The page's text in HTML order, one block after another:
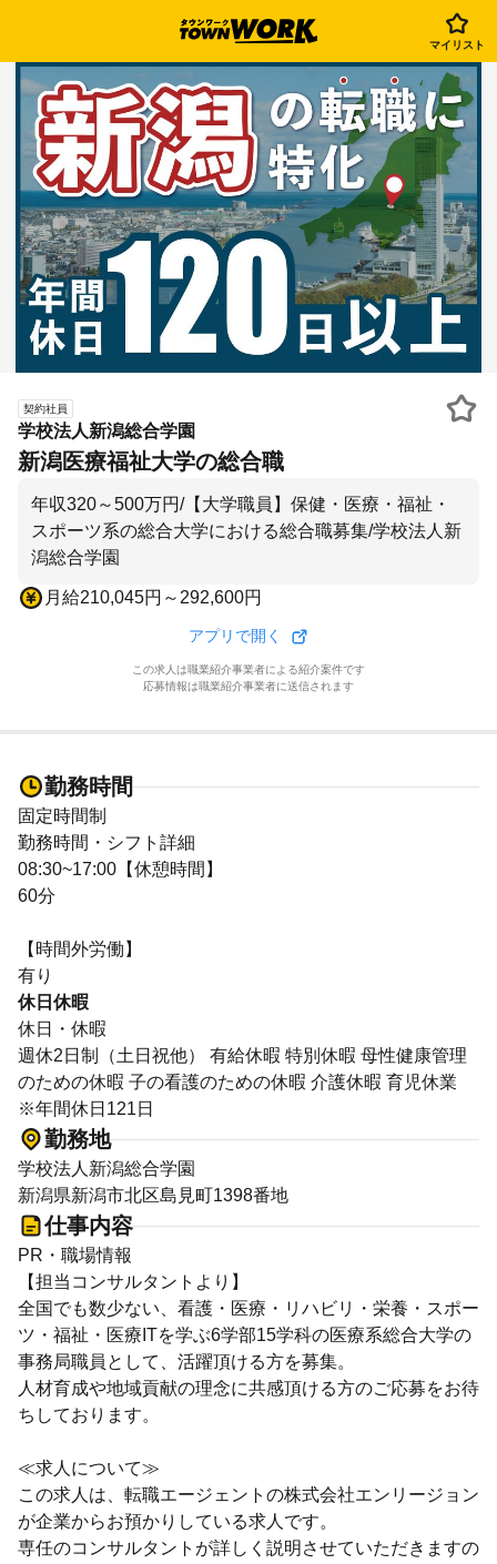
マイリスト
契約社員
学校法人新潟総合学園
新潟医療福祉大学の総合職
年収320～500万円/【大学職員】保健・医療・福祉・
スポーツ系の総合大学における総合職募集/学校法人新
潟総合学園
月給210,045円～292,600円
アプリで開く
この求人は職業紹介事業者による紹介案件です
応募情報は職業紹介事業者に送信されます
勤務時間
固定時間制
勤務時間・シフト詳細
08:30~17:00【休憩時間】
60分
【時間外労働】
有り
休日休暇
休日・休暇
週休2日制（土日祝他） 有給休暇 特別休暇 母性健康管理
のための休暇 子の看護のための休暇 介護休暇 育児休業
※年間休日121日
勤務地
学校法人新潟総合学園
新潟県新潟市北区島見町1398番地
仕事内容
PR・職場情報
【担当コンサルタントより】
全国でも数少ない、看護・医療・リハビリ・栄養・スポー
ツ・福祉・医療ITを学ぶ6学部15学科の医療系総合大学の
事務局職員として、活躍頂ける方を募集。
人材育成や地域貢献の理念に共感頂ける方のご応募をお待
ちしております。
≪求人について≫
この求人は、転職エージェントの株式会社エンリージョン
が企業からお預かりしている求人です。
専任のコンサルタントが詳しく説明させていただきますの